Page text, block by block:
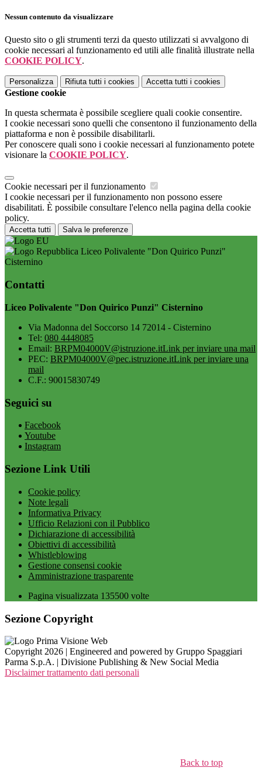
Nessun contenuto da visualizzare
Questo sito o gli strumenti terzi da questo utilizzati si avvalgono di
cookie necessari al funzionamento ed utili alle finalità illustrate nella
COOKIE POLICY.
Personalizza Rifiuta tutti i cookies Accetta tutti i cookies
Gestione cookie
In questa schermata è possibile scegliere quali cookie consentire.
I cookie necessari sono quelli che consentono il funzionamento della
piattaforma e non è possibile disabilitarli.
Per conoscere quali sono i cookie necessari al funzionamento potete
visionare la COOKIE POLICY.
Cookie necessari per il funzionamento
I cookie necessari per il funzionamento non possono essere
disabilitati. È possibile consultare l'elenco nella pagina della cookie
policy.
Accetta tutti Salva le preferenze
Liceo Polivalente "Don Quirico Punzi"
Cisternino
Contatti
Liceo Polivalente "Don Quirico Punzi" Cisternino
Via Madonna del Soccorso 14 72014 - Cisternino
Tel: 080 4448085
Email: BRPM04000V@istruzione.itLink per inviare una mail
PEC: BRPM04000V@pec.istruzione.itLink per inviare una
mail
C.F.: 90015830749
Seguici su
Facebook
Youtube
Instagram
Sezione Link Utili
Cookie policy
Note legali
Informativa Privacy
Ufficio Relazioni con il Pubblico
Dichiarazione di accessibilità
Obiettivi di accessibilità
Whistleblowing
Gestione consensi cookie
Amministrazione trasparente
Pagina visualizzata 135500 volte
Sezione Copyright
Copyright 2026 | Engineered and powered by Gruppo Spaggiari
Parma S.p.A. | Divisione Publishing & New Social Media
Disclaimer trattamento dati personali
Back to top